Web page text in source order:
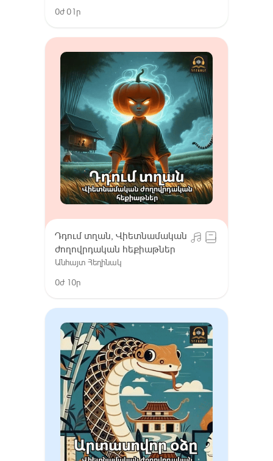
0ժ 01ր
Դդում տղան, Վիետնամական
ժողովրդական հեքիաթներ
Անհայտ Հեղինակ
0ժ 10ր